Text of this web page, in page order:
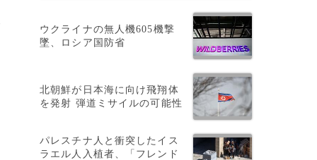
ウクライナの無人機605機撃
墜、ロシア国防省
北朝鮮が日本海に向け飛翔体
を発射 弾道ミサイルの可能性
パレスチナ人と衝突したイス
ラエル人入植者、「フレンド